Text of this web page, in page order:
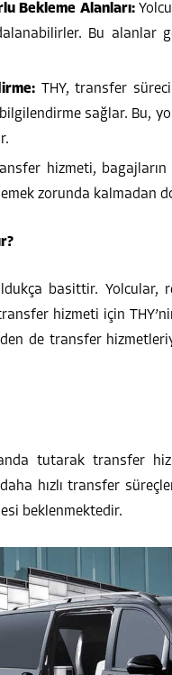
Bekleme Alanları:
Bu alanlar
THY, transfer
sağlar. Bu,
hizmeti,
zorunda kalmadan
basittir. Yolcular,
hizmeti için
de transfer
tutarak transfer
hızlı transfer
beklenmektedir.